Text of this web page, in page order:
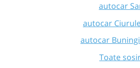
autocar
autocar
autocar
Toate